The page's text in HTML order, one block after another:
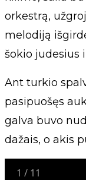
orkestrą,
melodiją
šokio judesius
Ant turkio
pasipuošęs
galva buvo
dažais, o akis
1 / 11